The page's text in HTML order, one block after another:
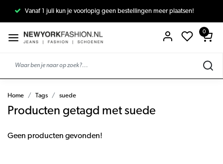
Vanaf 1 juli kun je voorlopig geen bestellingen meer plaatsen!
0
Home Tags suede
Producten getagd met suede
Geen producten gevonden!